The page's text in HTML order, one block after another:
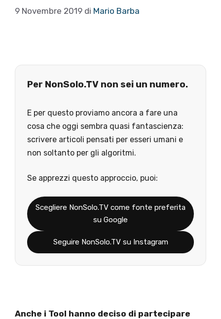
9 Novembre 2019 di Mario Barba
Per NonSolo.TV non sei un numero.
E per questo proviamo ancora a fare una
cosa che oggi sembra quasi fantascienza:
scrivere articoli pensati per esseri umani e
non soltanto per gli algoritmi.
Se apprezzi questo approccio, puoi:
Scegliere NonSolo.TV come fonte preferita
su Google
Seguire NonSolo.TV su Instagram
Anche i Tool hanno deciso di partecipare